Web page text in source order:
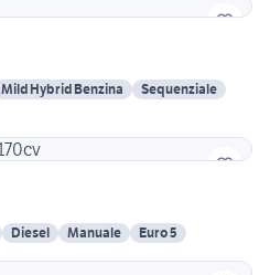
Mild Hybrid Benzina
Sequenziale
Diesel Manuale
Euro 5